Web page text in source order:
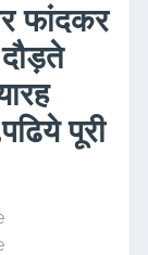
फांदकर
पूरी